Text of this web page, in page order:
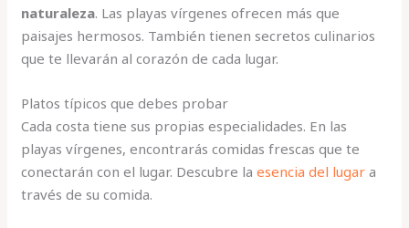
naturaleza. Las playas vírgenes ofrecen más que
paisajes hermosos. También tienen secretos culinarios
que te llevarán al corazón de cada lugar.
Platos típicos que debes probar
Cada costa tiene sus propias especialidades. En las
playas vírgenes, encontrarás comidas frescas que te
conectarán con el lugar. Descubre laesencia del lugar a
través de su comida.